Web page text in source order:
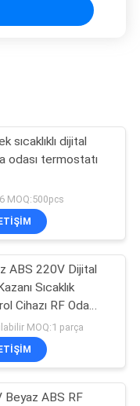
sıcaklıklı dijital
odası termostatı
MOQ:500pcs
ABS 220V Dijital
Sıcaklık
Cihazı RF Oda
MOQ:1 parça
Beyaz ABS RF